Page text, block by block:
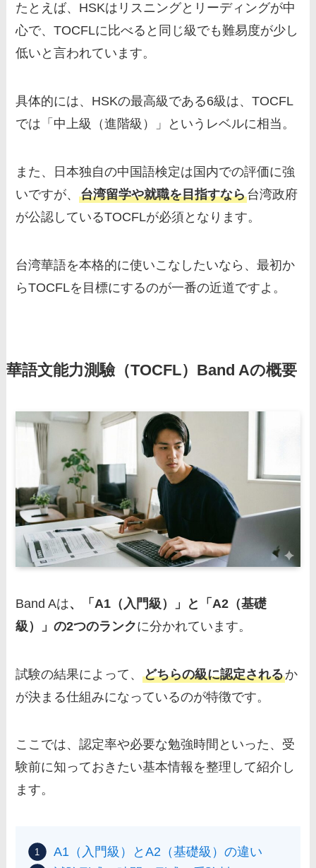
たとえば、HSKはリスニングとリーディングが中
心で、TOCFLに比べると同じ級でも難易度が少し
低いと言われています。
具体的には、HSKの最高級である6級は、TOCFL
では「中上級（進階級）」というレベルに相当。
また、日本独自の中国語検定は国内での評価に強
いですが、台湾留学や就職を目指すなら台湾政府
が公認しているTOCFLが必須となります。
台湾華語を本格的に使いこなしたいなら、最初か
らTOCFLを目標にするのが一番の近道ですよ。
華語文能力測驗（TOCFL）Band Aの概要
Band Aは、「A1（入門級）」と「A2（基礎
級）」の2つのランクに分かれています。
試験の結果によって、どちらの級に認定されるか
が決まる仕組みになっているのが特徴です。
ここでは、認定率や必要な勉強時間といった、受
験前に知っておきたい基本情報を整理して紹介し
ます。
A1（入門級）とA2（基礎級）の違い